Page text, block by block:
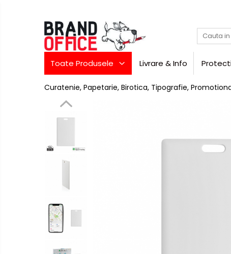
Toate Produsele
Hartie copiator si produse
Produse consumabile din hartie
Detergenti si dezinfectanti
Protejata)
Agende personalizabile
Organizatoare business
Hartie si articole din hartie
separatoare
Toate Produsele Livrare & Info
Curatenie, Papetarie, Birotica, Tipografie,